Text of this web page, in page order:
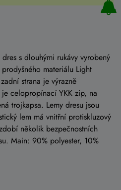
s dlouhými rukávy vyrobený
materiálu Light
strana je výrazně
celopropínací YKK zip, na
trojkapsa. Lemy dresu jsou
lem má vnitřní protiskluzový
několik bezpečnostních
Main: 90% polyester, 10%